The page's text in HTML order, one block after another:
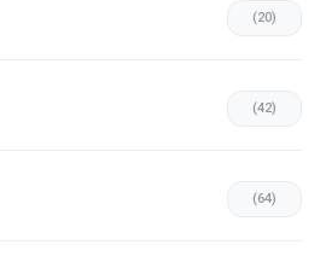
(20)
(42)
(64)